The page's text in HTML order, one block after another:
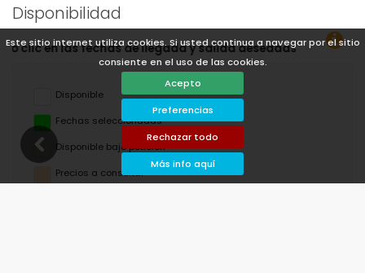
Este sitio internet utiliza cookies. Si usted continua a navegar por el sitio
consiente en el uso de las cookies.
Acepto
Preferencias
Rechazar todo
Más info aquí
Disponibilidad
deseadas!
Disponible
Fechas seleccionadas
Disponible bajo petición
Precios a consultar